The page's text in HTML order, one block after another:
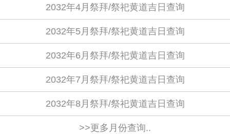
2032年4月祭拜/祭祀黄道吉日查询
2032年5月祭拜/祭祀黄道吉日查询
2032年6月祭拜/祭祀黄道吉日查询
2032年7月祭拜/祭祀黄道吉日查询
2032年8月祭拜/祭祀黄道吉日查询
>>更多月份查询..